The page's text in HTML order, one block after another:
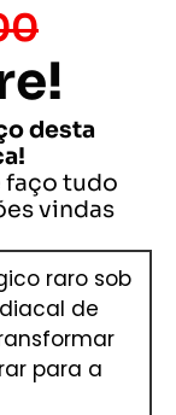
desta
faço tudo
vindas
raro sob
de
para a